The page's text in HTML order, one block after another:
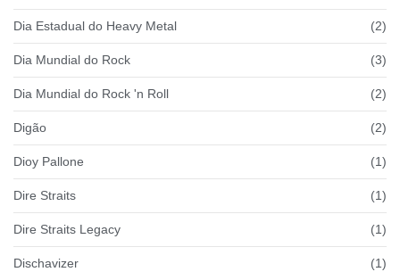
Dia Estadual do Heavy Metal (2)
Dia Mundial do Rock (3)
Dia Mundial do Rock 'n Roll (2)
Digão (2)
Dioy Pallone (1)
Dire Straits (1)
Dire Straits Legacy (1)
Dischavizer (1)